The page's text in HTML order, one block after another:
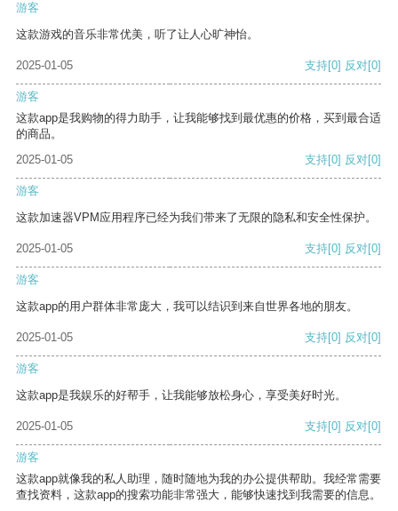
游客
这款游戏的音乐非常优美，听了让人心旷神怡。
2025-01-05 支持[0] 反对[0]
游客
这款app是我购物的得力助手，让我能够找到最优惠的价格，买到最合适
的商品。
2025-01-05
支持[0] 反对[0]
游客
这款加速器VPM应用程序已经为我们带来了无限的隐私和安全性保护。
2025-01-05 支持[0] 反对[0]
游客
这款app的用户群体非常庞大，我可以结识到来自世界各地的朋友。
2025-01-05 支持[0] 反对[0]
游客
这款app是我娱乐的好帮手，让我能够放松身心，享受美好时光。
2025-01-05 支持[0] 反对[0]
游客
这款app就像我的私人助理，随时随地为我的办公提供帮助。我经常需要
查找资料，这款app的搜索功能非常强大，能够快速找到我需要的信息。